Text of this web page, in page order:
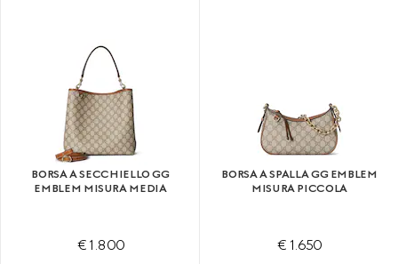
BORSA A SECCHIELLO GG
EMBLEM MISURA MEDIA
€ 1.800
BORSA A SPALLA GG EMBLEM
MISURA PICCOLA
€ 1.650